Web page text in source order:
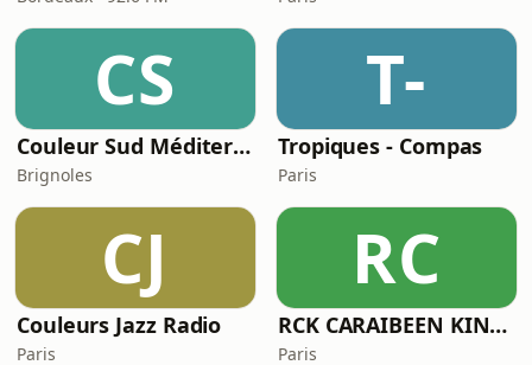
CS
Couleur Sud Méditerranée
Brignoles
T-
Tropiques - Compas
Paris
CJ
Couleurs Jazz Radio
Paris
RC
RCK CARAIBEEN KING 97 CK
Paris